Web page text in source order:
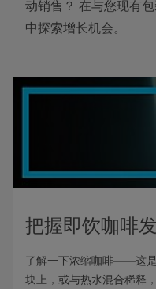
动销售？ 在与您现有
中探索增长机会。
把握即饮咖啡
了解一下浓缩咖啡——这
块上，或与热水混合稀释